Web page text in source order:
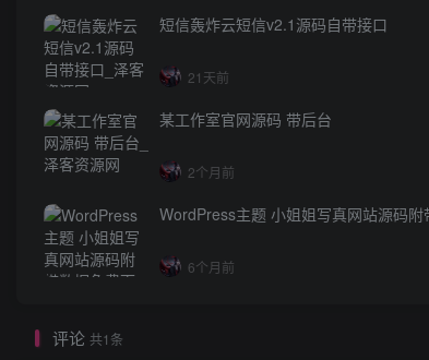
短信轰炸云短信v2.1源码自带接口
21天前
某工作室官网源码 带后台
2个月前
WordPress主题 小姐姐写真网站源码
6个月前
评论 共1条